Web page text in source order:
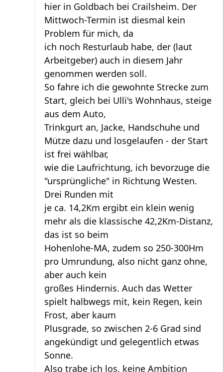
hier in Goldbach bei Crailsheim. Der
Mittwoch-Termin ist diesmal kein
Problem für mich, da
ich noch Resturlaub habe, der (laut
Arbeitgeber) auch in diesem Jahr
genommen werden soll.
So fahre ich die gewohnte Strecke zum
Start, gleich bei Ulli's Wohnhaus, steige
aus dem Auto,
Trinkgurt an, Jacke, Handschuhe und
Mütze dazu und losgelaufen - der Start
ist frei wählbar,
wie die Laufrichtung, ich bevorzuge die
"ursprüngliche" in Richtung Westen.
Drei Runden mit
je ca. 14,2Km ergibt ein klein wenig
mehr als die klassische 42,2Km-Distanz,
das ist so beim
Hohenlohe-MA, zudem so 250-300Hm
pro Umrundung, also nicht ganz ohne,
aber auch kein
großes Hindernis. Auch das Wetter
spielt halbwegs mit, kein Regen, kein
Frost, aber kaum
Plusgrade, so zwischen 2-6 Grad sind
angekündigt und gelegentlich etwas
Sonne.
Also trabe ich los, keine Ambition